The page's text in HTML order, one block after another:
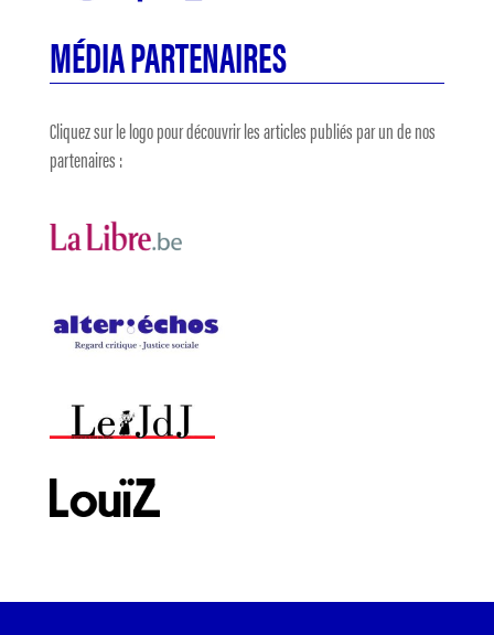
MÉDIA PARTENAIRES
Cliquez sur le logo pour découvrir les articles publiés par un de nos
partenaires :